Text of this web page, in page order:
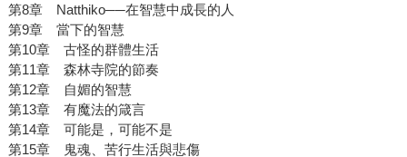
第8章 Natthiko──在智慧中成長的人
第9章 當下的智慧
第10章 古怪的群體生活
第11章 森林寺院的節奏
第12章 自媚的智慧
第13章 有魔法的箴言
第14章 可能是，可能不是
第15章 鬼魂、苦行生活與悲傷